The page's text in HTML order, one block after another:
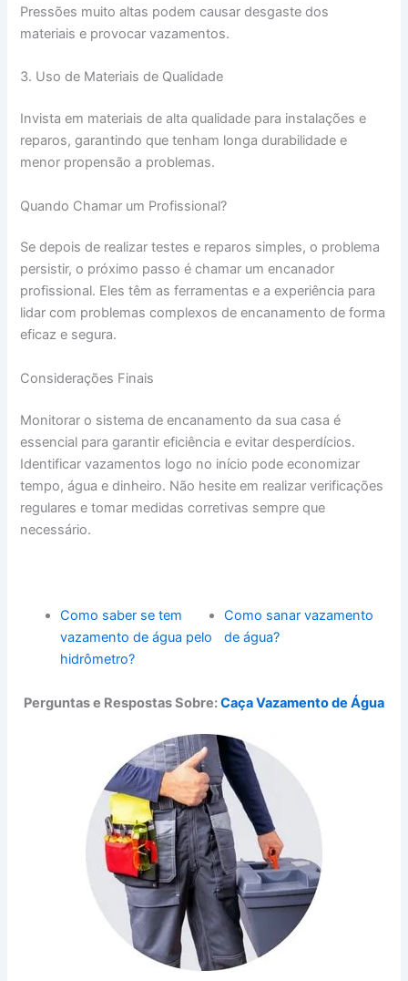
Pressões muito altas podem causar desgaste dos
materiais e provocar vazamentos.
3. Uso de Materiais de Qualidade
Invista em materiais de alta qualidade para instalações e
reparos, garantindo que tenham longa durabilidade e
menor propensão a problemas.
Quando Chamar um Profissional?
Se depois de realizar testes e reparos simples, o problema
persistir, o próximo passo é chamar um encanador
profissional. Eles têm as ferramentas e a experiência para
lidar com problemas complexos de encanamento de forma
eficaz e segura.
Considerações Finais
Monitorar o sistema de encanamento da sua casa é
essencial para garantir eficiência e evitar desperdícios.
Identificar vazamentos logo no início pode economizar
tempo, água e dinheiro. Não hesite em realizar verificações
regulares e tomar medidas corretivas sempre que
necessário.
Como saber se tem
vazamento de água pelo
hidrômetro?
Como sanar vazamento
de água?
Perguntas e Respostas Sobre:Caça Vazamento de Água